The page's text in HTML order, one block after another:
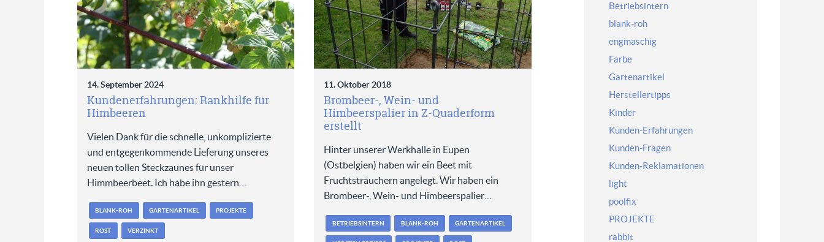
14. September 2024
Kundenerfahrungen: Rankhilfe für
Himbeeren
Vielen Dank für die schnelle, unkomplizierte
und entgegenkommende Lieferung unseres
neuen tollen Steckzaunes für unser
Himmbeerbeet. Ich habe ihn gestern…
BLANK-ROH GARTENARTIKEL PROJEKTE
ROST VERZINKT
11. Oktober 2018
Brombeer-, Wein- und
Himbeerspalier in Z-Quaderform
erstellt
Hinter unserer Werkhalle in Eupen
(Ostbelgien) haben wir ein Beet mit
Fruchtsträuchern angelegt. Wir haben ein
Brombeer-, Wein- und Himbeerspalier…
BETRIEBSINTERN BLANK-ROH GARTENARTIKEL
Betriebsintern
blank-roh
engmaschig
Farbe
Gartenartikel
Herstellertipps
Kinder
Kunden-Erfahrungen
Kunden-Fragen
Kunden-Reklamationen
light
poolfix
PROJEKTE
rabbit